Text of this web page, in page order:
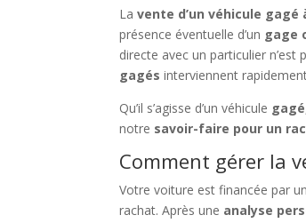
Lavente d’un véhicule gagé
présence éventuelle d’un gage
directe avec un particulier
gagés interviennent
Qu’il s’agisse d’un véhicule gagé
notre savoir-faire pour un
Comment gérer la
Votre voiture est financée par un
rachat. Après une analyse